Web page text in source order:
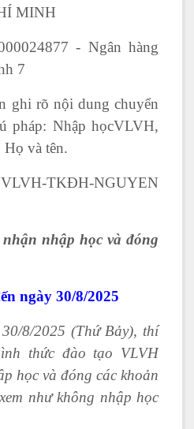
MINH
- Ngân hàng
7
ghi rõ nội dung chuyển
pháp: Nhập họcVLVH,
Họ và tên.
TKĐH-NGUYEN
nhập học và đóng
ngày 30/8/2025
8/2025 (Thứ Bảy), thí
thức đào tạo VLVH
học và đóng các khoản
như không nhập học